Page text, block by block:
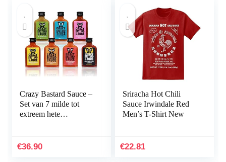
Crazy Bastard Sauce –
Set van 7 milde tot
extreem hete
€36.90
Sriracha Hot Chili
Sauce Irwindale Red
Men’s T-Shirt New
€22.81